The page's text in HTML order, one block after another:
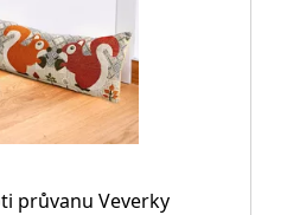
průvanu Veverky